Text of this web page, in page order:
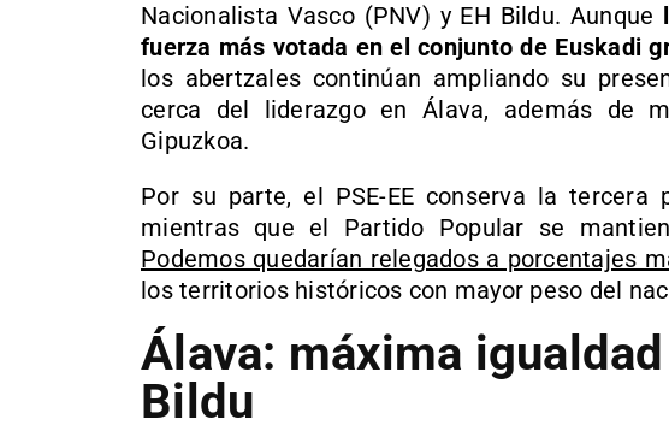
Nacionalista Vasco (PNV) y EH Bildu. Aunque
fuerza más votada en el conjunto de Euskadi
los abertzales continúan ampliando su
cerca del liderazgo en Álava, además de
Gipuzkoa.
Por su parte, el PSE-EE conserva la tercera
mientras que el Partido Popular se
Podemos quedarían relegados a porcentajes
los territorios históricos con mayor peso del
Álava: máxima
Bildu